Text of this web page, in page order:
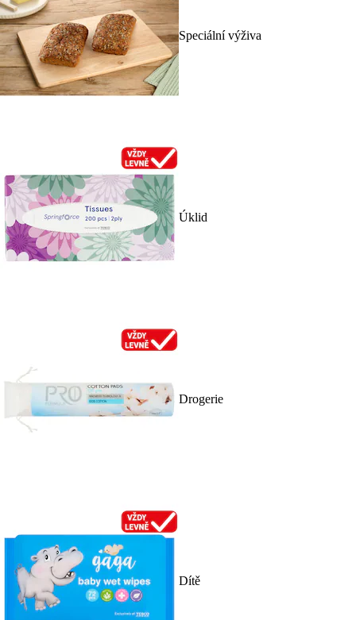
Speciální výživa
Úklid
Drogerie
Dítě